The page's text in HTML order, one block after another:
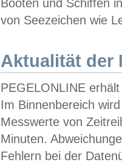
Booten und Schiffen
von Seezeichen wie
Aktualität der
PEGELONLINE
Im Binnenbereich
Messwerte von
Minuten.
Fehlern bei der